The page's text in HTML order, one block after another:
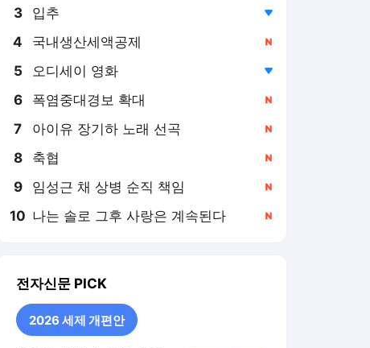
3 입추
4 국내생산세액공제
5 오디세이 영화
6 폭염중대경보 확대
7 아이유 장기하 노래 선곡
8 축협
9 임성근 채 상병 순직 책임
10 나는 솔로 그후 사랑은 계속된다
전자신문 PICK
2026 세제 개편안